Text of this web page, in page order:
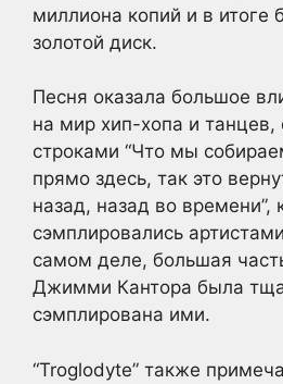
миллиона копий и в итоге
золотой диск.
Песня оказала большое
на мир хип-хопа и танцев,
строками “Что мы
прямо здесь, так это
назад, назад во времени”,
сэмплировались
самом деле, большая
Джимми Кантора была
сэмплирована ими.
“Troglodyte” также